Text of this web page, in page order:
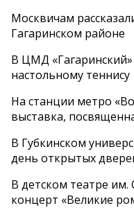
Москвичам
Гагаринском районе
В ЦМД
настольному теннису
На станции метро
выставка,
В Губкинском
день открытых
В детском театре им.
концерт «Великие